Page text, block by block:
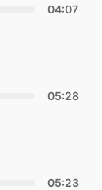
04:07
05:28
05:23